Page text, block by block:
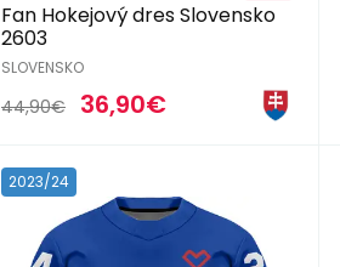
Fan Hokejový dres Slovensko
2603
SLOVENSKO
44,90€ 36,90€
2023/24